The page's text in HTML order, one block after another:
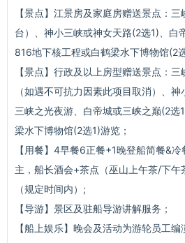
【景点】江景房及家庭房赠送景点：
台）、神小三峡或神女天路(2选1)、白
816地下核工程或白鹤梁水下博物馆(2
【景点】行政及以上房型赠送景点：
（如遇不可抗力因素此项目取消）、神
三峡之光夜游、白帝城或三峡之巅(2
梁水下博物馆(2选1)游览；
【用餐】4早餐6正餐+1晚登船简餐&
主，船长酒会+茶点（巫山上午茶/下
（规定时间内）;
【导游】景区及驻船导游讲解服务；
【船上娱乐】晚会及活动为游轮员工